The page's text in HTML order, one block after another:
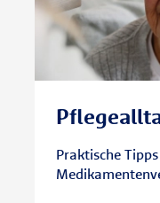
Praktische